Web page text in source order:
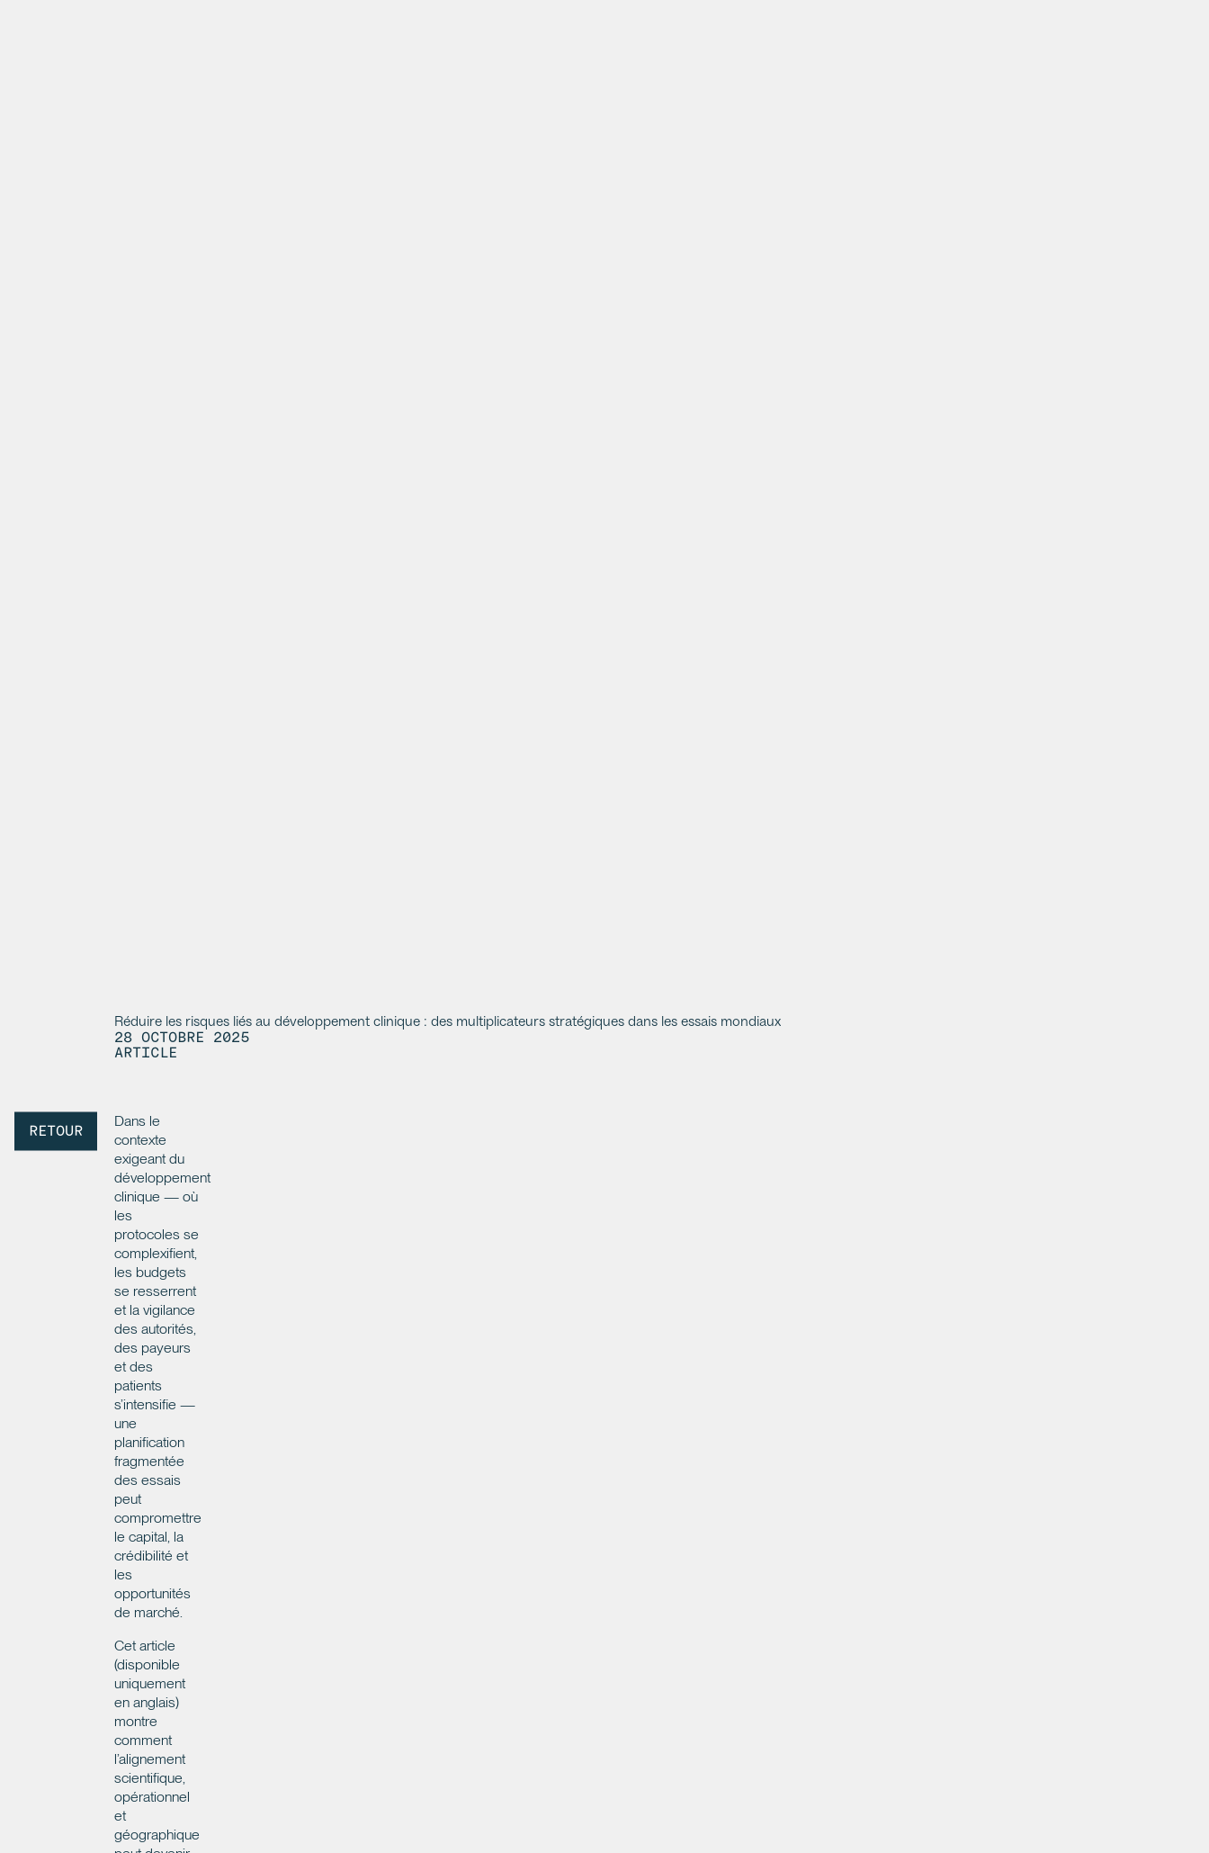
Réduire les risques liés au développement clinique : des multiplicateurs stratégiques dans les essais mondiaux
28 OCTOBRE 2025
ARTICLE
RETOUR
Dans le
contexte
exigeant du
développement
clinique — où
les
protocoles se
complexifient,
les budgets
se resserrent
et la vigilance
des autorités,
des payeurs
et des
patients
s’intensifie —
une
planification
fragmentée
des essais
peut
compromettre
le capital, la
crédibilité et
les
opportunités
de marché.
Cet article
(disponible
uniquement
en anglais)
montre
comment
l’alignement
scientifique,
opérationnel
et
géographique